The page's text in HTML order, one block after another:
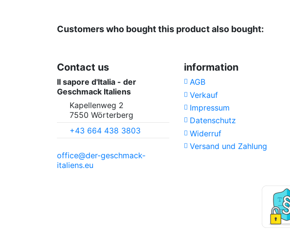
Teesorte
Customers who bought this product also bought:
Contact us
Il sapore d'Italia - der
Geschmack Italiens
Kapellenweg 2
7550 Wörterberg
+43 664 438 3803
office@der-geschmack-
italiens.eu
information
AGB
Verkauf
Impressum
Datenschutz
Widerruf
Versand und Zahlung